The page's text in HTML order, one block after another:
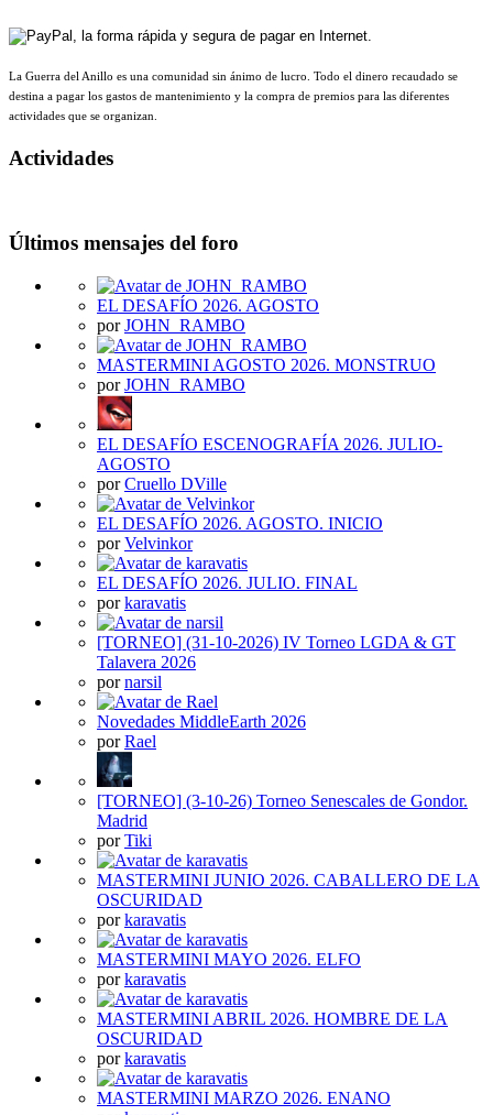
La Guerra del Anillo es una comunidad sin ánimo de lucro. Todo el dinero recaudado se
destina a pagar los gastos de mantenimiento y la compra de premios para las diferentes
actividades que se organizan.
Actividades
Últimos mensajes del foro
EL DESAFÍO 2026. AGOSTO
porJOHN_RAMBO
MASTERMINI AGOSTO 2026. MONSTRUO
porJOHN_RAMBO
EL DESAFÍO ESCENOGRAFÍA 2026. JULIO-
AGOSTO
porCruello DVille
EL DESAFÍO 2026. AGOSTO. INICIO
porVelvinkor
EL DESAFÍO 2026. JULIO. FINAL
porkaravatis
[TORNEO] (31-10-2026) IV Torneo LGDA & GT
Talavera 2026
pornarsil
Novedades MiddleEarth 2026
porRael
[TORNEO] (3-10-26) Torneo Senescales de Gondor.
Madrid
porTiki
MASTERMINI JUNIO 2026. CABALLERO DE LA
OSCURIDAD
porkaravatis
MASTERMINI MAYO 2026. ELFO
porkaravatis
MASTERMINI ABRIL 2026. HOMBRE DE LA
OSCURIDAD
porkaravatis
MASTERMINI MARZO 2026. ENANO